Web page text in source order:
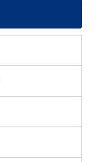
化工储罐合金镍压力容器船用